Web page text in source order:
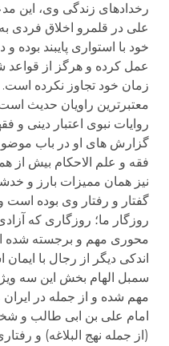
رخدادهای زندگی وی، این
علی در قلمرو اخلاق فردی
خود با استواری پایبند بوده
عمل کرده و هرگز از قواعد
زمان خود تجاوز نکرده است.
معتبرترین راویان حدیث
روایات نبوی اعتبار دینی و
گزارش های او در باب
فقه و علم الاحکام بیش از
نیز همان ممیزات بارز و
گفتار و رفتار وی بوده است
روزگار ما؛ روزگاری که
محوری مهم و برجسته شده
اندکی دیگر از رجال با ایمان
سمبل الهام بخش این سه
مهم شده و از جمله در
امام علی بن ابی طالب و
(از جمله نهج البلاغه) و